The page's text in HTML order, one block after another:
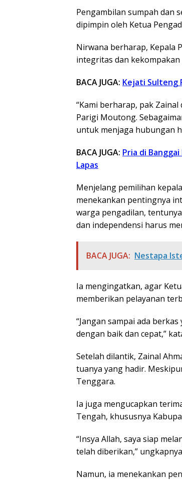
Pengambilan sumpah dan
dipimpin oleh Ketua
Nirwana berharap, Kepala
integritas dan
BACA JUGA: Kejati Sulteng
“Kami berharap, pak
Parigi Moutong.
untuk menjaga hubungan
BACA JUGA: Pria di
Lapas
Menjelang pemilihan
menekankan pentingnya
warga pengadilan,
dan independensi harus
BACA JUGA: Nestapa
Ia mengingatkan, agar
memberikan pelayanan
“Jangan sampai ada
dengan baik dan cepat,”
Setelah dilantik, Zainal
tuanya yang hadir.
Tenggara.
Ia juga mengucapkan
Tengah, khususnya
“Insya Allah, saya siap
telah diberikan,”
Namun, ia menekankan